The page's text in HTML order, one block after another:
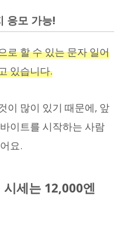
응모 가능!
로 할 수 있는 문자 일어
있습니다.
이 많이 있기 때문에, 앞
이트를 시작하는 사람
요.
세는 12,000엔